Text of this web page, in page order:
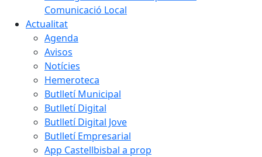
Comunicació Local
Actualitat
Agenda
Avisos
Notícies
Hemeroteca
Butlletí Municipal
Butlletí Digital
Butlletí Digital Jove
Butlletí Empresarial
App Castellbisbal a prop